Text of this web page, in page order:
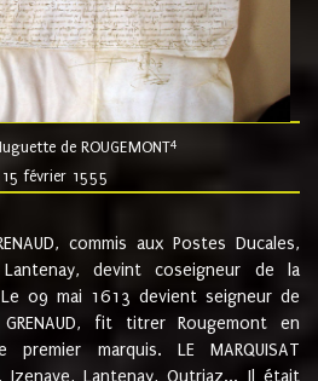
de ROUGEMONT4
15 février 1555
commis aux Postes Ducales,
devint coseigneur de la
09 mai 1613 devient seigneur de
fit titrer Rougemont en
marquis. LE MARQUISAT
Izenave, Lantenay, Outriaz... Il était